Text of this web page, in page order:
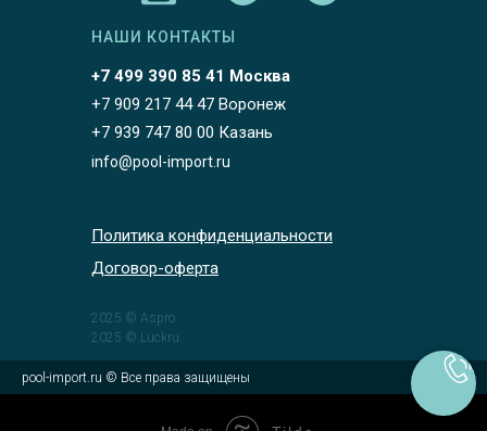
2025 © Aspro
2025 © Luckru
+7 499 390 85 41 Москва
НАШИ КОНТАКТЫ
+7 909 217 44 47 Воронеж
+7 939 747 80 00 Казань
info@pool-import.ru
Политика конфиденциальности
Договор-оферта
pool-import.ru © Все права защищены